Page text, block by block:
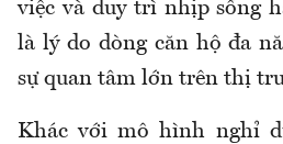
việc và duy trì nhịp sống
là lý do dòng căn hộ đa
sự quan tâm lớn trên thị
Khác với mô hình nghỉ